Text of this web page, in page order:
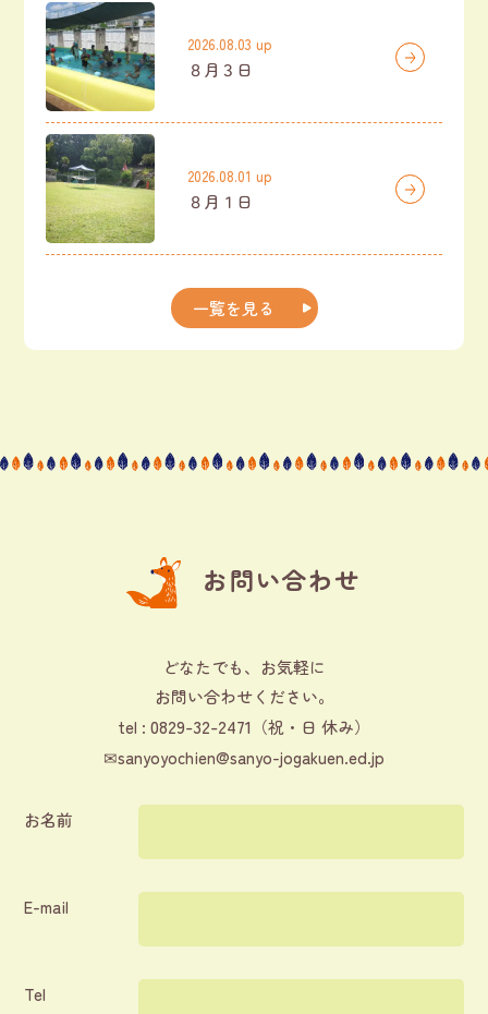
2026.08.03 up
８月３日
2026.08.01 up
８月１日
一覧を見る
お問い合わせ
どなたでも、お気軽に
お問い合わせください。
tel : 0829-32-2471 （祝・日 休み）
✉sanyoyochien@sanyo-jogakuen.ed.jp
お名前
E-mail
Tel